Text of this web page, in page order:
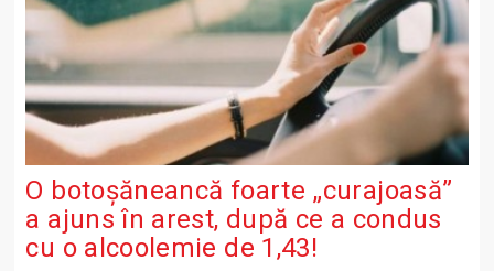
O botoșăneancă foarte „curajoasă”
a ajuns în arest, după ce a condus
cu o alcoolemie de 1,43!